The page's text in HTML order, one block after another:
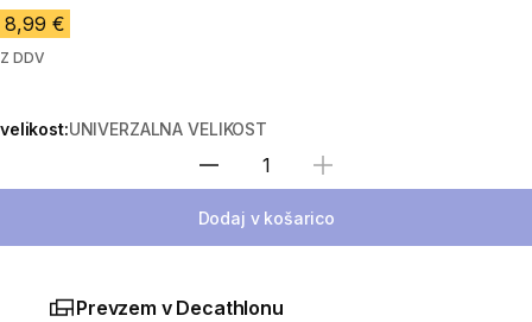
8,99 €
Z DDV
velikost:UNIVERZALNA VELIKOST
Izberite količino
Dodaj v košarico
Prevzem v Decathlonu